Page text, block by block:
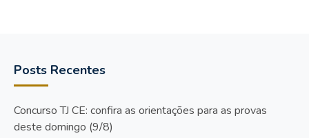
Posts Recentes
Concurso TJ CE: confira as orientações para as provas
deste domingo (9/8)